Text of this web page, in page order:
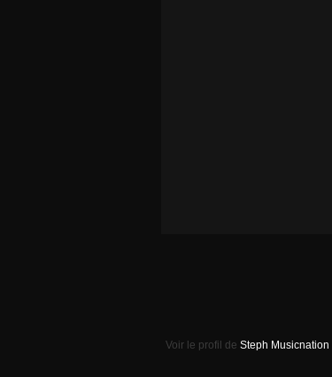
Voir le profil de Steph Musicnation